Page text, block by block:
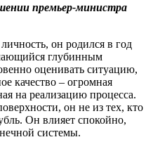
премьер-министра
он родился в год
глубинным
оценивать ситуацию,
качество – огромная
на реализацию процесса.
он не из тех, кто
Он влияет спокойно,
системы.